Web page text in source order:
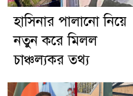
হাসিনার পালানো নিয়ে
নতুন করে মিলল
চাঞ্চল্যকর তথ্য